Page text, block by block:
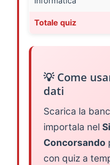
Totale quiz
💡 Come
dati
Scarica la
importala nel
Concorsando
con quiz a